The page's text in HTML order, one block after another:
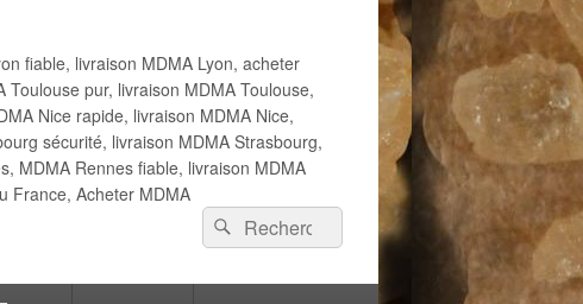
fiable, livraison MDMA Lyon, acheter
pur, livraison MDMA Toulouse,
Nice rapide, livraison MDMA Nice,
sécurité, livraison MDMA Strasbourg,
MDMA Rennes fiable, livraison MDMA
France, Acheter MDMA
Recherche :
Rechercher